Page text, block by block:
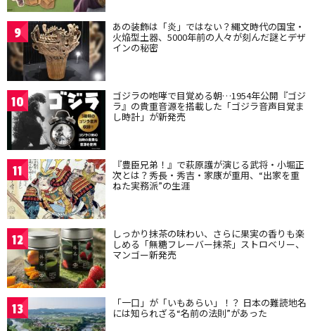
9 あの装飾は「炎」ではない？縄文時代の国宝・
火焔型土器、5000年前の人々が刻んだ謎とデザ
インの秘密
10 ゴジラの咆哮で目覚める朝…1954年公開『ゴジ
ラ』の貴重音源を搭載した「ゴジラ音声目覚ま
し時計」が新発売
11 『豊臣兄弟！』で萩原護が演じる武将・小堀正
次とは？秀長・秀吉・家康が重用、“出家を重
ねた実務派”の生涯
12 しっかり抹茶の味わい、さらに果実の香りも楽
しめる「無糖フレーバー抹茶」ストロベリー、
マンゴー新発売
13 「一口」が「いもあらい」！？ 日本の難読地名
には知られざる“名前の法則”があった